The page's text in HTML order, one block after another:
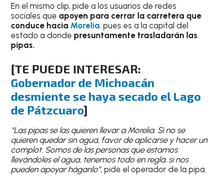
En el mismo clip, pide a los usuarios de redes
sociales que apoyen para cerrar la carretera que
conduce hacia Morelia,pues es a la capital del
estado a donde presuntamente trasladarán las
pipas.
[TE PUEDE INTERESAR:
Gobernador de Michoacán
desmiente se haya secado el Lago
de Pátzcuaro]
“Las pipas se las quieren llevar a Morelia. Si no se
quieren quedar sin agua, favor de aplicarse y hacer un
complot. Somos de las personas que estamos
llevándoles el agua, tenemos todo en regla, si nos
pueden apoyar háganlo”, pide el operador de la pipa.